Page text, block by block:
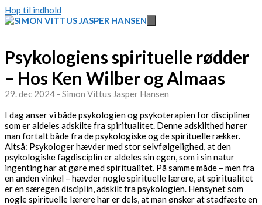
Hop til indhold
Psykologiens spirituelle rødder
– Hos Ken Wilber og Almaas
29. dec 2024 - Simon Vittus Jasper Hansen
I dag anser vi både psykologien og psykoterapien for discipliner
som er aldeles adskilte fra spiritualitet. Denne adskilthed hører
man fortalt både fra de psykologiske og de spirituelle rækker.
Altså: Psykologer hævder med stor selvfølgelighed, at den
psykologiske fagdisciplin er aldeles sin egen, som i sin natur
ingenting har at gøre med spiritualitet. På samme måde – men fra
en anden vinkel – hævder nogle spirituelle lærere, at spiritualitet
er en særegen disciplin, adskilt fra psykologien. Hensynet som
nogle spirituelle lærere har er dels, at man ønsker at stadfæste en